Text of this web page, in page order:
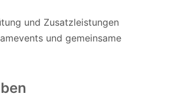
und Zusatzleistungen
und gemeinsame